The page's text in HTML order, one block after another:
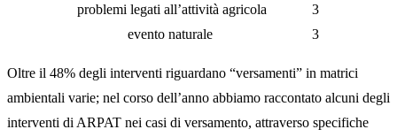
problemi legati all’attività agricola
3
evento naturale
3
Oltre il 48% degli interventi riguardano “versamenti” in matrici
ambientali varie; nel corso dell’anno abbiamo raccontato alcuni degli
interventi di ARPAT nei casi di versamento, attraverso specifiche